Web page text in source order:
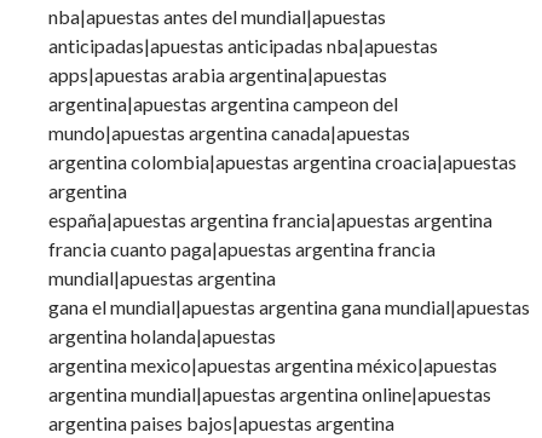
nba|apuestas antes del mundial|apuestas
anticipadas|apuestas anticipadas nba|apuestas
apps|apuestas arabia argentina|apuestas
argentina|apuestas argentina campeon del
mundo|apuestas argentina canada|apuestas
argentina colombia|apuestas argentina croacia|apuestas
argentina
españa|apuestas argentina francia|apuestas argentina
francia cuanto paga|apuestas argentina francia
mundial|apuestas argentina
gana el mundial|apuestas argentina gana mundial|apuestas
argentina holanda|apuestas
argentina mexico|apuestas argentina méxico|apuestas
argentina mundial|apuestas argentina online|apuestas
argentina paises bajos|apuestas argentina